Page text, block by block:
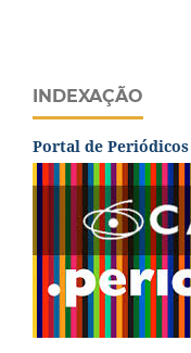
INDEXAÇÃO
Portal de Periódicos